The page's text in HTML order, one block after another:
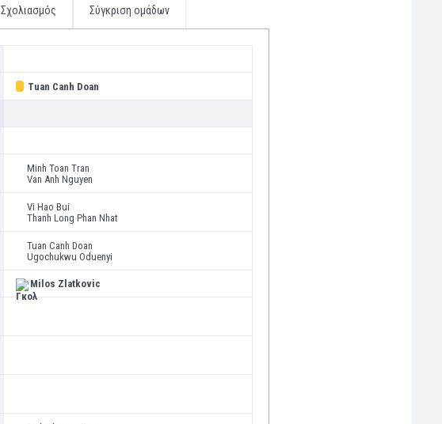
Σχολιασμός Σύγκριση ομάδων
Tuan Canh Doan
Minh Toan Tran
Van Anh Nguyen
Vi Hao Bui
Thanh Long Phan Nhat
Tuan Canh Doan
Ugochukwu Oduenyi
Milos Zlatkovic